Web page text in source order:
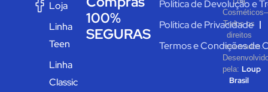
Loja
Linha
Teen
Linha
Classic
100%
SEGURAS
Política de Devolução e
Política de Privacidade
Termos e Condições de
Cosméticos–
Todos os
direitos
reservados.
pela: Loup
Brasil